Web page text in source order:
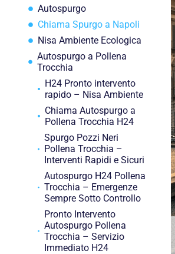
Autospurgo
Chiama Spurgo a Napoli
Nisa Ambiente Ecologica
Autospurgo a Pollena
Trocchia
H24 Pronto intervento
rapido – Nisa Ambiente
Chiama Autospurgo a
Pollena Trocchia H24
Spurgo Pozzi Neri
Pollena Trocchia –
Interventi Rapidi e Sicuri
Autospurgo H24 Pollena
Trocchia – Emergenze
Sempre Sotto Controllo
Pronto Intervento
Autospurgo Pollena
Trocchia – Servizio
Immediato H24